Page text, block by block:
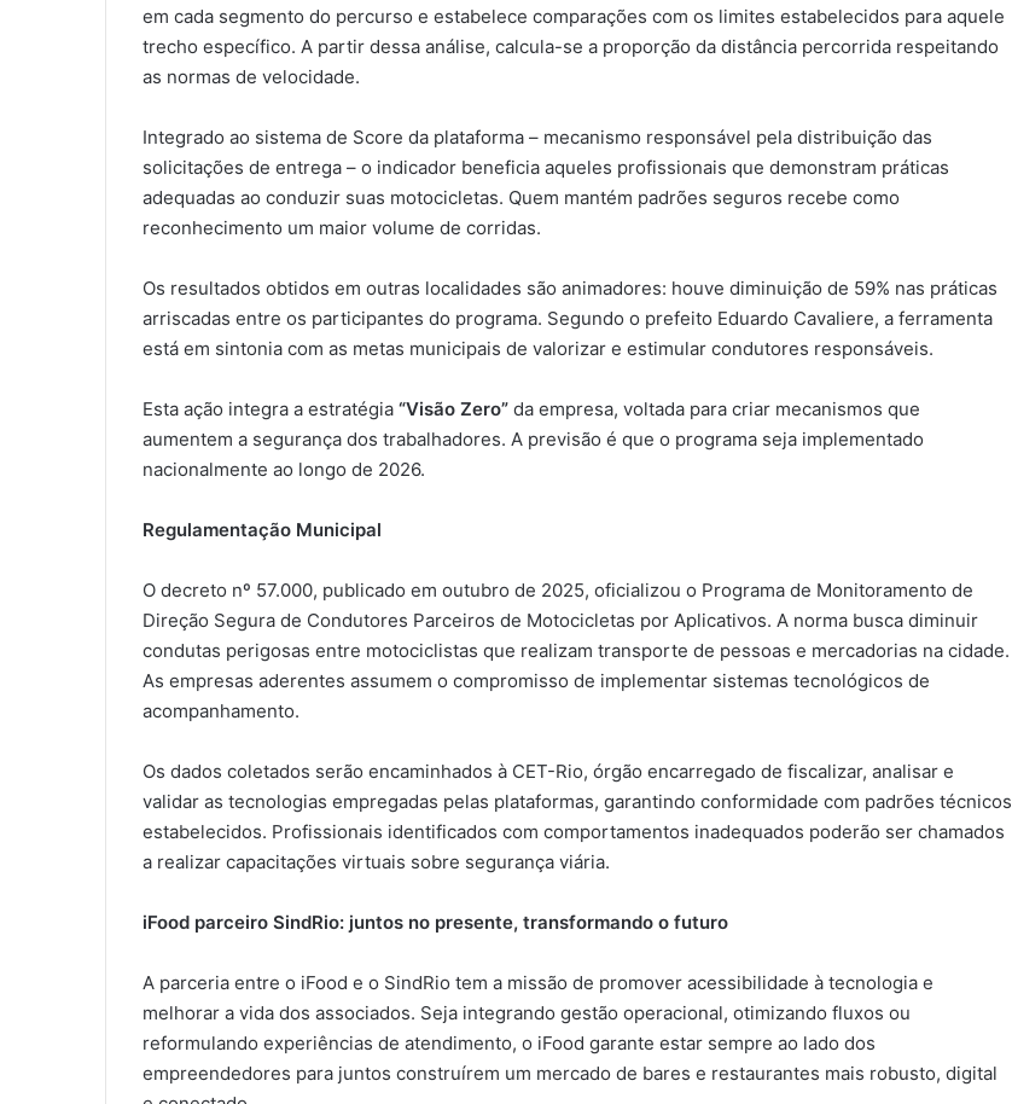
em cada segmento do percurso e estabelece comparações com os limites estabelecidos para aquele
trecho específico. A partir dessa análise, calcula-se a proporção da distância percorrida respeitando
as normas de velocidade.
Integrado ao sistema de Score da plataforma – mecanismo responsável pela distribuição das
solicitações de entrega – o indicador beneficia aqueles profissionais que demonstram práticas
adequadas ao conduzir suas motocicletas. Quem mantém padrões seguros recebe como
reconhecimento um maior volume de corridas.
Os resultados obtidos em outras localidades são animadores: houve diminuição de 59% nas práticas
arriscadas entre os participantes do programa. Segundo o prefeito Eduardo Cavaliere, a ferramenta
está em sintonia com as metas municipais de valorizar e estimular condutores responsáveis.
Esta ação integra a estratégia “Visão Zero” da empresa, voltada para criar mecanismos que
aumentem a segurança dos trabalhadores. A previsão é que o programa seja implementado
nacionalmente ao longo de 2026.
Regulamentação Municipal
O decreto nº 57.000, publicado em outubro de 2025, oficializou o Programa de Monitoramento de
Direção Segura de Condutores Parceiros de Motocicletas por Aplicativos. A norma busca diminuir
condutas perigosas entre motociclistas que realizam transporte de pessoas e mercadorias na cidade.
As empresas aderentes assumem o compromisso de implementar sistemas tecnológicos de
acompanhamento.
Os dados coletados serão encaminhados à CET-Rio, órgão encarregado de fiscalizar, analisar e
validar as tecnologias empregadas pelas plataformas, garantindo conformidade com padrões técnicos
estabelecidos. Profissionais identificados com comportamentos inadequados poderão ser chamados
a realizar capacitações virtuais sobre segurança viária.
iFood parceiro SindRio: juntos no presente, transformando o futuro
A parceria entre o iFood e o SindRio tem a missão de promover acessibilidade à tecnologia e
melhorar a vida dos associados. Seja integrando gestão operacional, otimizando fluxos ou
reformulando experiências de atendimento, o iFood garante estar sempre ao lado dos
empreendedores para juntos construírem um mercado de bares e restaurantes mais robusto, digital